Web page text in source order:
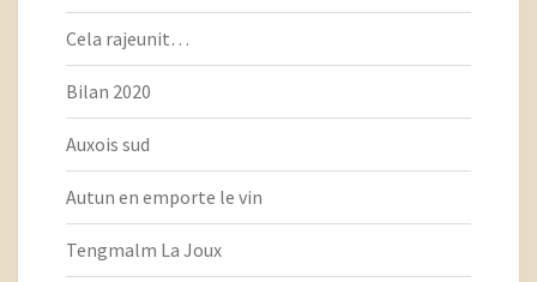
Cela rajeunit…
Bilan 2020
Auxois sud
Autun en emporte le vin
Tengmalm La Joux